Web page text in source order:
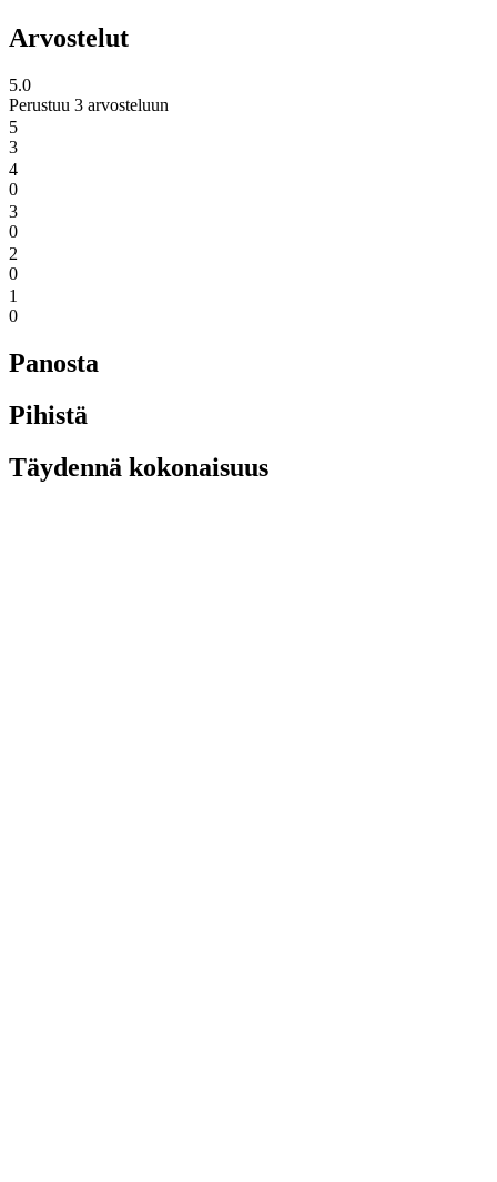
Arvostelut
5.0
Perustuu 3 arvosteluun
5
3
4
0
3
0
2
0
1
0
Panosta
Pihistä
Täydennä kokonaisuus